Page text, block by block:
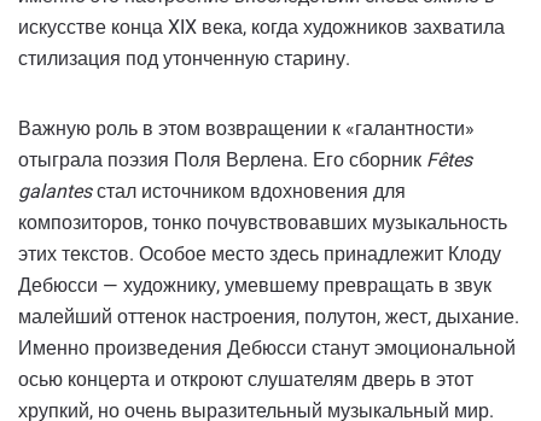
искусстве конца XIX века, когда художников захватила
стилизация под утонченную старину.
Важную роль в этом возвращении к «галантности»
отыграла поэзия Поля Верлена. Его сборник Fêtes
galantesстал источником вдохновения для
композиторов, тонко почувствовавших музыкальность
этих текстов. Особое место здесь принадлежит Клоду
Дебюсси — художнику, умевшему превращать в звук
малейший оттенок настроения, полутон, жест, дыхание.
Именно произведения Дебюсси станут эмоциональной
осью концерта и откроют слушателям дверь в этот
хрупкий, но очень выразительный музыкальный мир.